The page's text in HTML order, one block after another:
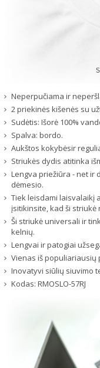
Neperpučiama ir
2 priekinės kišenės su
Sudėtis: Išorė 100%
Spalva: bordo.
Aukštos kokybėsir
Striukės dydis atitinka
Lengva priežiūra - net ir
dėmesio.
Tiek leisdami laisvalaikį
įsitikinsite, kad ši striukė
Ši striukė universali ir
kelnių.
Lengvai ir patogiai
Vienas iš populiariausių
Inovatyvi siūlių siuvimo
Kodas: RMOSLO-57RJ